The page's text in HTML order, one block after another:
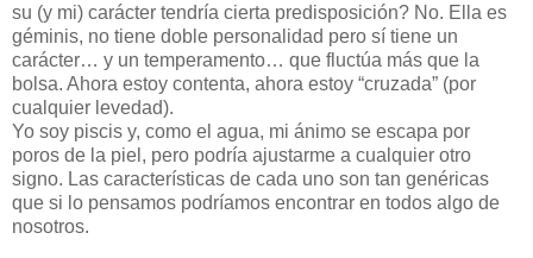
su (y mi) carácter tendría cierta predisposición? No. Ella es
géminis, no tiene doble personalidad pero sí tiene un
carácter… y un temperamento… que fluctúa más que la
bolsa. Ahora estoy contenta, ahora estoy “cruzada” (por
cualquier levedad).
Yo soy piscis y, como el agua, mi ánimo se escapa por
poros de la piel, pero podría ajustarme a cualquier otro
signo. Las características de cada uno son tan genéricas
que si lo pensamos podríamos encontrar en todos algo de
nosotros.